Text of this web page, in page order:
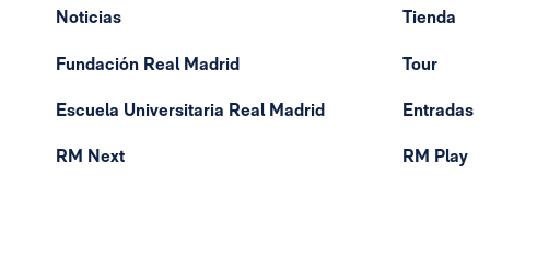
Noticias
Fundación Real Madrid
Escuela Universitaria Real Madrid
RM Next
Tienda
Tour
Entradas
RM Play